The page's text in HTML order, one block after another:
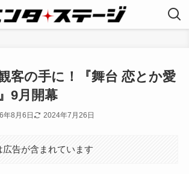
客の手に！『舞台 恋とか愛
9月開幕
年8月6日 2024年7月26日
広告が含まれています